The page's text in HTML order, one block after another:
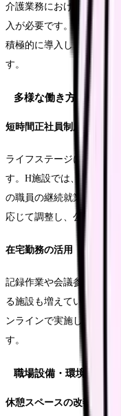
介護業務における身体的
入が必要です。G施設で
積極的に導入し、職員の
す。
多様な働き方支援
短時間正社員制度
ライフステージに応じた
す。H施設では、6時間勤
の職員の継続就業を支援
応じて調整し、公平性を
在宅勤務の活用
記録作業や会議参加など
る施設も増えています。I
ンラインで実施し、移動
す。
職場設備・環境の整備
休憩スペースの改善